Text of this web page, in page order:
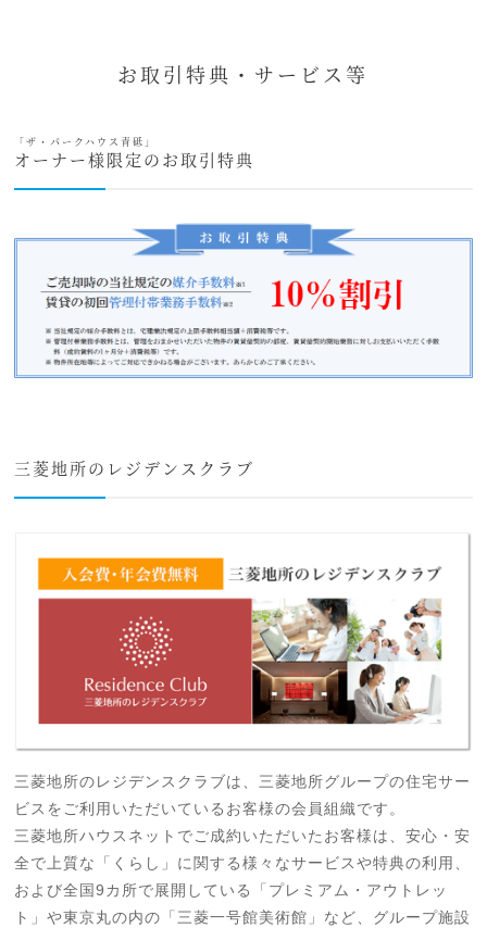
お取引特典・サービス等
「ザ・パークハウス青砥」
オーナー様限定のお取引特典
三菱地所のレジデンスクラブ
三菱地所のレジデンスクラブは、三菱地所グループの住宅サー
ビスをご利用いただいているお客様の会員組織です。
三菱地所ハウスネットでご成約いただいたお客様は、安心・安
全で上質な「くらし」に関する様々なサービスや特典の利用、
および全国9カ所で展開している「プレミアム・アウトレッ
ト」や東京丸の内の「三菱一号館美術館」など、グループ施設